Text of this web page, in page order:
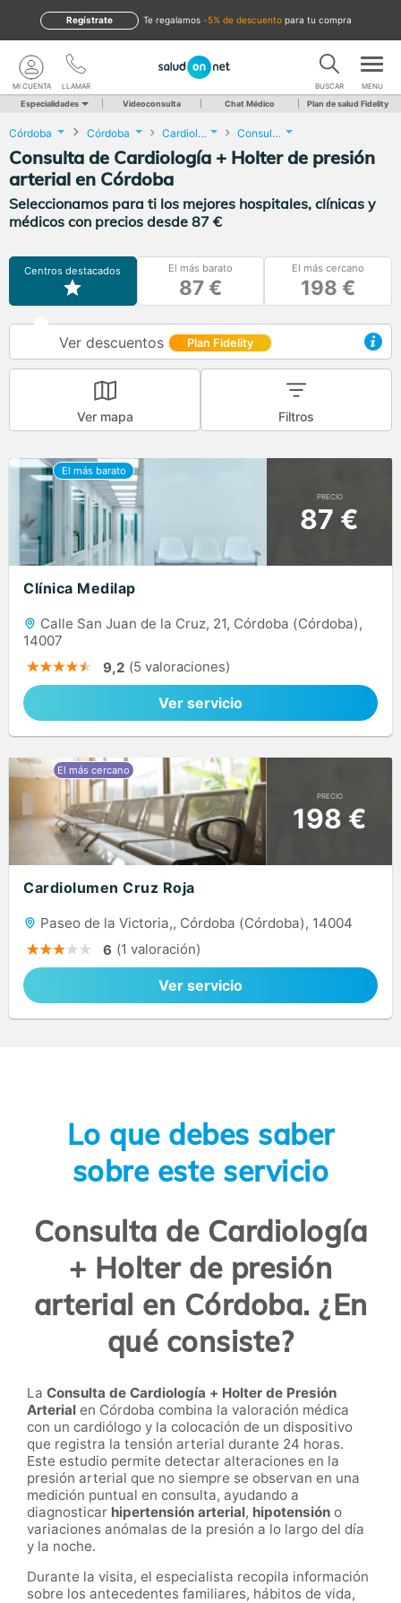
te regalamos -5% de descuento para tu compra
Regístrate
LLAMAR
MI CUENTA BUSCAR MENU
Especialidades Videoconsulta Chat Médico Plan de salud Fidelity
Córdoba Córdoba Cardiología Consulta de Cardiología + Holter de presión arterial
Consulta de Cardiología + Holter de presión
arterial en Córdoba
Seleccionamos para ti los mejores hospitales, clínicas y
médicos con precios desde 87 €
Centros destacados El más barato
87 €
El más cercano
198 €
Ver descuentos Plan Fidelity
Ver mapa Filtros
PRECIO
87 €
Clínica Medilap
Calle San Juan de la Cruz, 21, Córdoba (Córdoba),
14007
9,2 (5 valoraciones)
Ver servicio
PRECIO
198 €
Cardiolumen Cruz Roja
Paseo de la Victoria,, Córdoba (Córdoba), 14004
6 (1 valoración)
Ver servicio
Lo que debes saber
sobre este servicio
Consulta de Cardiología
+ Holter de presión
arterial en Córdoba. ¿En
qué consiste?
La Consulta de Cardiología + Holter de Presión
Arterial en Córdoba combina la valoración médica
con un cardiólogo y la colocación de un dispositivo
que registra la tensión arterial durante 24 horas.
Este estudio permite detectar alteraciones en la
presión arterial que no siempre se observan en una
medición puntual en consulta, ayudando a
diagnosticar hipertensión arterial, hipotensión o
variaciones anómalas de la presión a lo largo del día
y la noche.
Durante la visita, el especialista recopila información
sobre los antecedentes familiares, hábitos de vida,